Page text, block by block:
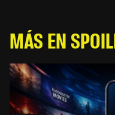
MÁS EN